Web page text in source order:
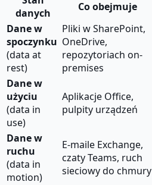
danych
Co obejmuje
Dane w
spoczynku
(data at
rest)
Pliki w SharePoint,
OneDrive,
repozytoriach on-
premises
Dane w
użyciu
(data in
use)
Aplikacje Office,
pulpity urządzeń
Dane w
ruchu
(data in
motion)
E-maile Exchange,
czaty Teams, ruch
sieciowy do chmury